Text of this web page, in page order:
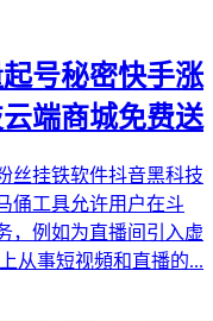
号秘密快手涨
端商城免费送
丝挂铁软件抖音黑科技
俑工具允许用户在斗
，例如为直播间引入虚
从事短视頻和直播的...